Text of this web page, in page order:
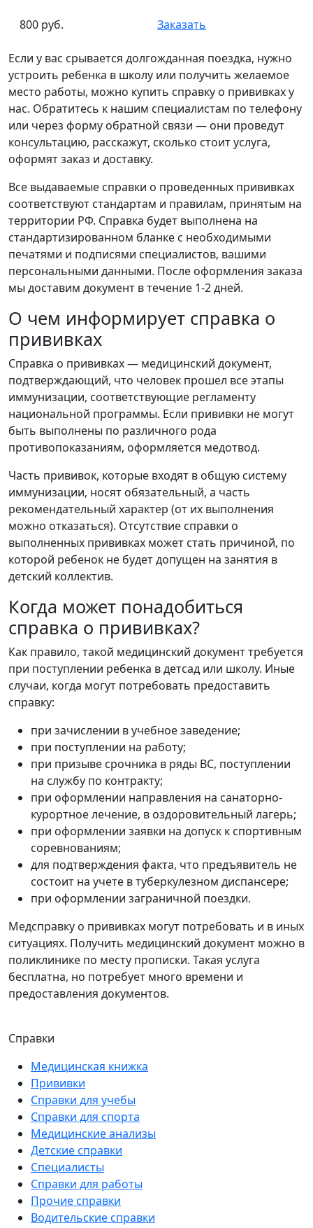
800 руб. Заказать
Если у вас срывается долгожданная поездка, нужно
устроить ребенка в школу или получить желаемое
место работы, можно купить справку о прививках у
нас. Обратитесь к нашим специалистам по телефону
или через форму обратной связи — они проведут
консультацию, расскажут, сколько стоит услуга,
оформят заказ и доставку.
Все выдаваемые справки о проведенных прививках
соответствуют стандартам и правилам, принятым на
территории РФ. Справка будет выполнена на
стандартизированном бланке с необходимыми
печатями и подписями специалистов, вашими
персональными данными. После оформления заказа
мы доставим документ в течение 1-2 дней.
О чем информирует справка о
прививках
Справка о прививках — медицинский документ,
подтверждающий, что человек прошел все этапы
иммунизации, соответствующие регламенту
национальной программы. Если прививки не могут
быть выполнены по различного рода
противопоказаниям, оформляется медотвод.
Часть прививок, которые входят в общую систему
иммунизации, носят обязательный, а часть
рекомендательный характер (от их выполнения
можно отказаться). Отсутствие справки о
выполненных прививках может стать причиной, по
которой ребенок не будет допущен на занятия в
детский коллектив.
Когда может понадобиться
справка о прививках?
Как правило, такой медицинский документ требуется
при поступлении ребенка в детсад или школу. Иные
случаи, когда могут потребовать предоставить
справку:
при зачислении в учебное заведение;
при поступлении на работу;
при призыве срочника в ряды ВС, поступлении
на службу по контракту;
при оформлении направления на санаторно-
курортное лечение, в оздоровительный лагерь;
при оформлении заявки на допуск к спортивным
соревнованиям;
для подтверждения факта, что предъявитель не
состоит на учете в туберкулезном диспансере;
при оформлении заграничной поездки.
Медсправку о прививках могут потребовать и в иных
ситуациях. Получить медицинский документ можно в
поликлинике по месту прописки. Такая услуга
бесплатна, но потребует много времени и
предоставления документов.
Справки
Медицинская книжка
Прививки
Справки для учебы
Справки для спорта
Медицинские анализы
Детские справки
Специалисты
Справки для работы
Прочие справки
Водительские справки